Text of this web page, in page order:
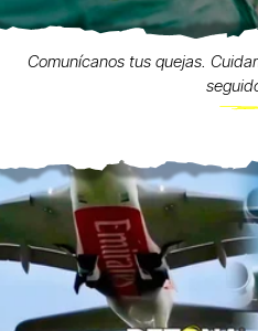
Comunícanos tus quejas.